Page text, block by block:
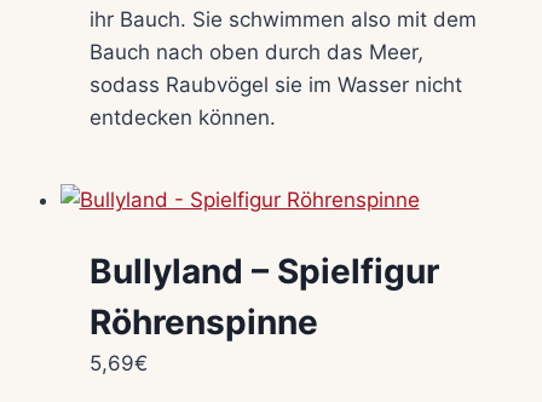
ihr Bauch. Sie schwimmen also mit dem
Bauch nach oben durch das Meer,
sodass Raubvögel sie im Wasser nicht
entdecken können.
Bullyland – Spielfigur
Röhrenspinne
5,69€